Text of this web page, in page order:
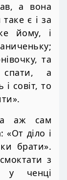
а вона
є і за
йому, і
та
спати, а
совіт, то
аж сам
«От діло і
брати».
з
у ченці